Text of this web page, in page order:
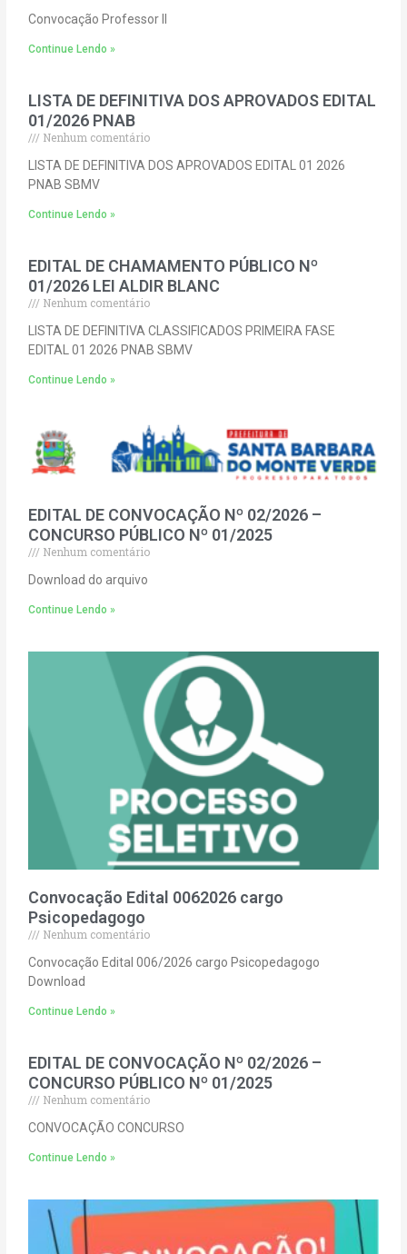
Convocação Professor II
Continue Lendo »
LISTA DE DEFINITIVA DOS APROVADOS EDITAL
01/2026 PNAB
Nenhum comentário
LISTA DE DEFINITIVA DOS APROVADOS EDITAL 01 2026
PNAB SBMV
Continue Lendo »
EDITAL DE CHAMAMENTO PÚBLICO Nº
01/2026 LEI ALDIR BLANC
Nenhum comentário
LISTA DE DEFINITIVA CLASSIFICADOS PRIMEIRA FASE
EDITAL 01 2026 PNAB SBMV
Continue Lendo »
EDITAL DE CONVOCAÇÃO Nº 02/2026 –
CONCURSO PÚBLICO Nº 01/2025
Nenhum comentário
Download do arquivo
Continue Lendo »
Convocação Edital 0062026 cargo
Psicopedagogo
Nenhum comentário
Convocação Edital 006/2026 cargo Psicopedagogo
Download
Continue Lendo »
EDITAL DE CONVOCAÇÃO Nº 02/2026 –
CONCURSO PÚBLICO Nº 01/2025
Nenhum comentário
CONVOCAÇÃO CONCURSO
Continue Lendo »